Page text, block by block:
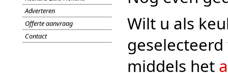
Adverteren
Offerte aanvraag
Contact
Wilt u als
middels het